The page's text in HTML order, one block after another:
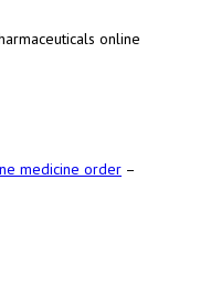
online
medicine order –